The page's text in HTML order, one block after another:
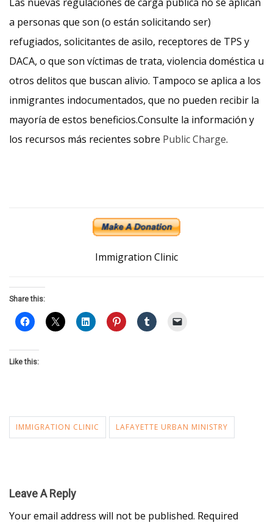
a personas que son (o están solicitando ser)
refugiados, solicitantes de asilo, receptores de TPS y
DACA, o que son víctimas de trata, violencia doméstica u
otros delitos que buscan alivio. Tampoco se aplica a los
inmigrantes indocumentados, que no pueden recibir la
mayoría de estos beneficios.Consulte la información y
los recursos más recientes sobre Public Charge.
Immigration Clinic
Share this:
Like this:
IMMIGRATION CLINIC LAFAYETTE URBAN MINISTRY
Leave A Reply
Your email address will not be published. Required